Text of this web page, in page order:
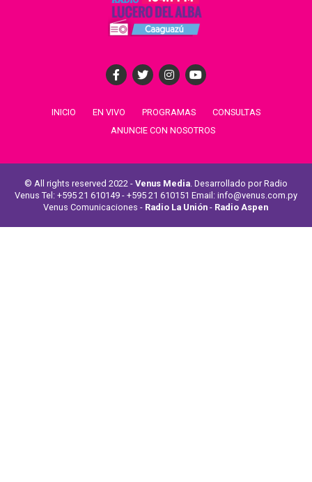
INICIO EN VIVO PROGRAMAS
CONSULTAS
ANUNCIE CON NOSOTROS
© All rights reserved 2022 - Venus Media. Desarrollado por Radio
Venus Tel: +595 21 610149 - +595 21 610151 Email: info@venus.com.py
Venus Comunicaciones - Radio La Unión - Radio Aspen